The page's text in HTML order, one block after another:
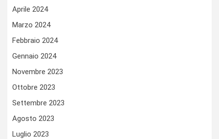
Aprile 2024
Marzo 2024
Febbraio 2024
Gennaio 2024
Novembre 2023
Ottobre 2023
Settembre 2023
Agosto 2023
Luglio 2023